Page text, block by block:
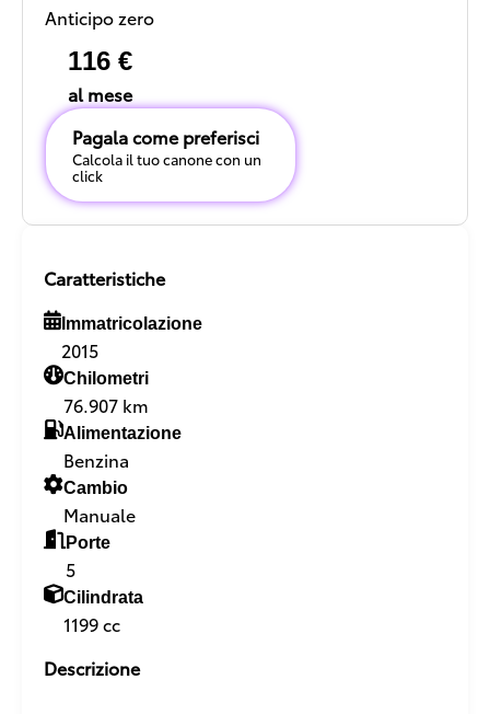
Anticipo zero
116 €
al mese
Pagala come preferisci
Calcola il tuo canone con un
click
Caratteristiche
Immatricolazione
2015
Chilometri
76.907 km
Alimentazione
Benzina
Cambio
Manuale
Porte
5
Cilindrata
1199 cc
Descrizione